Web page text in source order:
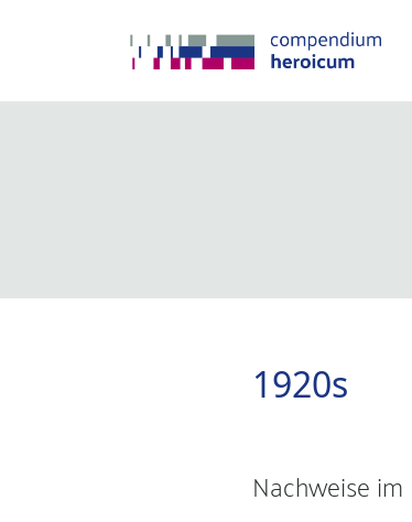
1920s
Nachweise im